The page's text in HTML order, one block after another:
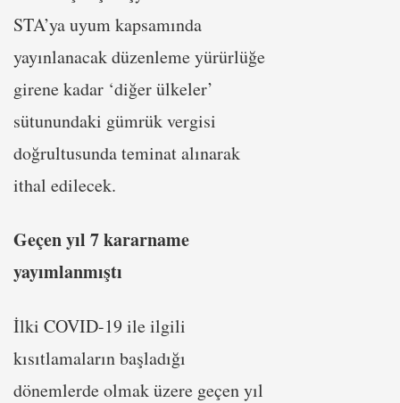
STA’ya uyum kapsamında
yayınlanacak düzenleme yürürlüğe
girene kadar ‘diğer ülkeler’
sütunundaki gümrük vergisi
doğrultusunda teminat alınarak
ithal edilecek.
Geçen yıl 7 kararname
yayımlanmıştı
İlki COVID-19 ile ilgili
kısıtlamaların başladığı
dönemlerde olmak üzere geçen yıl